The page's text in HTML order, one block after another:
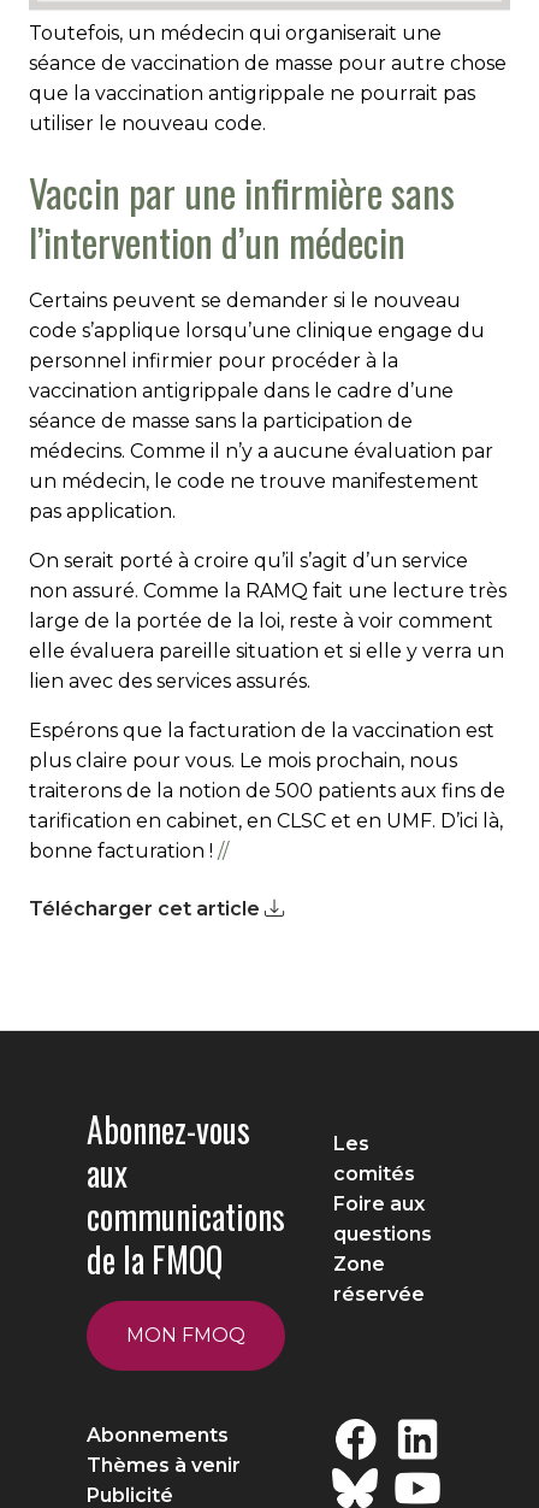
Toutefois, un médecin qui organiserait une
séance de vaccination de masse pour autre chose
que la vaccination antigrippale ne pourrait pas
utiliser le nouveau code.
Vaccin par une infirmière sans
l’intervention d’un médecin
Certains peuvent se demander si le nouveau
code s’applique lorsqu’une clinique engage du
personnel infirmier pour procéder à la
vaccination antigrippale dans le cadre d’une
séance de masse sans la participation de
médecins. Comme il n’y a aucune évaluation par
un médecin, le code ne trouve manifestement
pas application.
On serait porté à croire qu’il s’agit d’un service
non assuré. Comme la RAMQ fait une lecture très
large de la portée de la loi, reste à voir comment
elle évaluera pareille situation et si elle y verra un
lien avec des services assurés.
Espérons que la facturation de la vaccination est
plus claire pour vous. Le mois prochain, nous
traiterons de la notion de 500 patients aux fins de
tarification en cabinet, en CLSC et en UMF. D’ici là,
bonne facturation ! //
Télécharger cet article
Abonnez-vous
aux
communications
de la FMOQ
MON FMOQ
Les
comités
Foire aux
questions
Zone
réservée
Abonnements
Thèmes à venir
Publicité